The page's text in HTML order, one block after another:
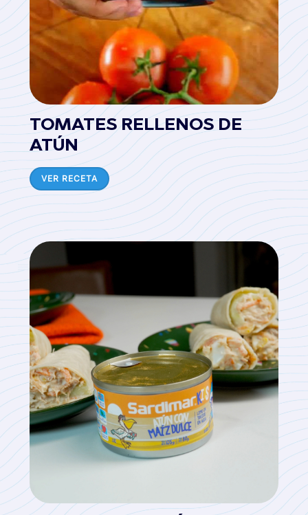
TOMATES RELLENOS DE
ATÚN
VER RECETA